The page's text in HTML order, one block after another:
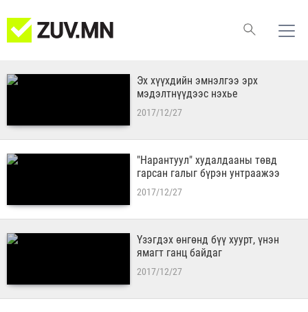
Эх хүүхдийн эмнэлгээ эрх
мэдэлтнүүдээс нэхье
2017/12/27
"Нарантуул" худалдааны төвд
гарсан галыг бүрэн унтраажээ
2017/12/27
Үзэгдэх өнгөнд бүү хуурт, үнэн
ямагт ганц байдаг
2017/12/27